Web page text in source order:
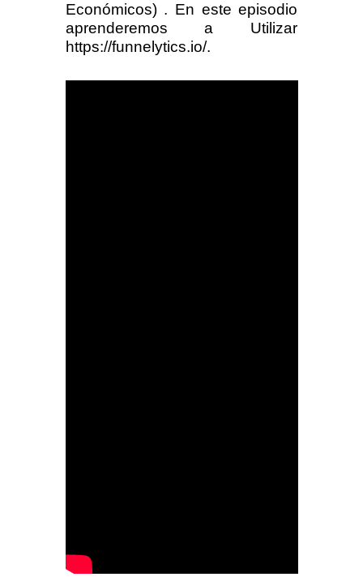
Económicos) . En este episodio
aprenderemos a Utilizar
https://funnelytics.io/.